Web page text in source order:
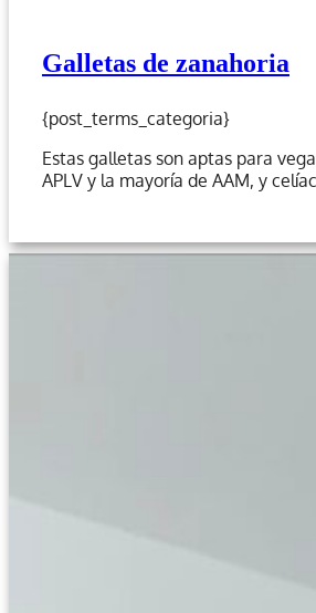
Galletas de zanahoria
{post_terms_categoria}
Estas galletas son aptas para
APLV y la mayoría de AAM, y